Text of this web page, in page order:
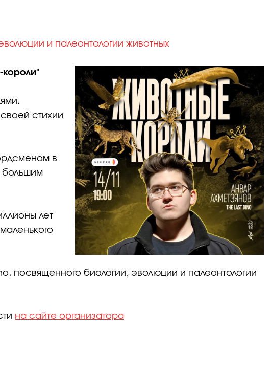
и палеонтологии животных
короли"
стихии
в
большим
лет
посвященного биологии, эволюции и палеонтологии
на сайте организатора